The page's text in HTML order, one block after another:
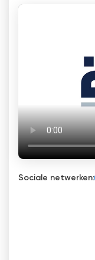
Sociale netwerken: